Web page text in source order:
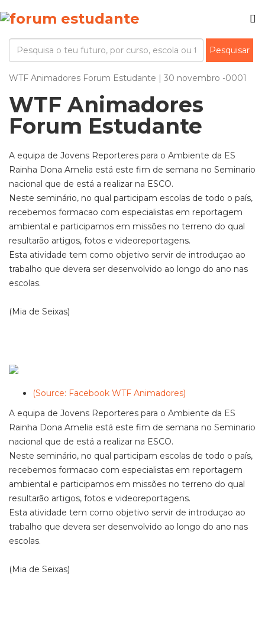
WTF Animadores Forum Estudante | 30 novembro -0001
WTF Animadores
Forum Estudante
A equipa de Jovens Reporteres para o Ambiente da ES
Rainha Dona Amelia está este fim de semana no Seminario
nacional que de está a realizar na ESCO.
Neste seminário, no qual participam escolas de todo o país,
recebemos formacao com especialistas em reportagem
ambiental e participamos em missões no terreno do qual
resultarão artigos, fotos e videoreportagens.
Esta atividade tem como objetivo servir de introduçao ao
trabalho que devera ser desenvolvido ao longo do ano nas
escolas.
(Mia de Seixas)
(Source: Facebook WTF Animadores)
A equipa de Jovens Reporteres para o Ambiente da ES
Rainha Dona Amelia está este fim de semana no Seminario
nacional que de está a realizar na ESCO.
Neste seminário, no qual participam escolas de todo o país,
recebemos formacao com especialistas em reportagem
ambiental e participamos em missões no terreno do qual
resultarão artigos, fotos e videoreportagens.
Esta atividade tem como objetivo servir de introduçao ao
trabalho que devera ser desenvolvido ao longo do ano nas
escolas.
(Mia de Seixas)